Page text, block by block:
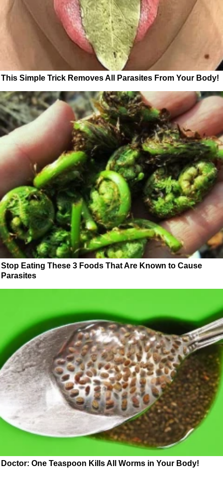
This Simple Trick Removes All Parasites From Your Body!
Stop Eating These 3 Foods That Are Known to Cause
Parasites
Doctor: One Teaspoon Kills All Worms in Your Body!